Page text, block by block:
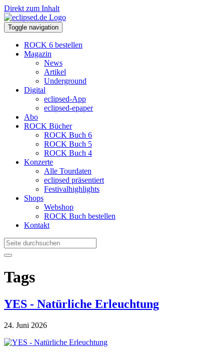
Direkt zum Inhalt
Toggle navigation
ROCK 6 bestellen
Magazin
News
Artikel
Underground
Digital
eclipsed-App
eclipsed-epaper
Abo
ROCK Bücher
ROCK Buch 6
ROCK Buch 5
ROCK Buch 4
Konzerte
Alle Tourdaten
eclipsed präsentiert
Festivalhighlights
Shops
Webshop
ROCK Buch bestellen
Kontakt
Tags
YES - Natürliche Erleuchtung
24. Juni 2026